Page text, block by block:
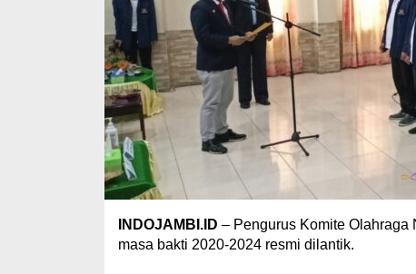
INDOJAMBI.ID – Pengurus Komite Olahraga
masa bakti 2020-2024 resmi dilantik.